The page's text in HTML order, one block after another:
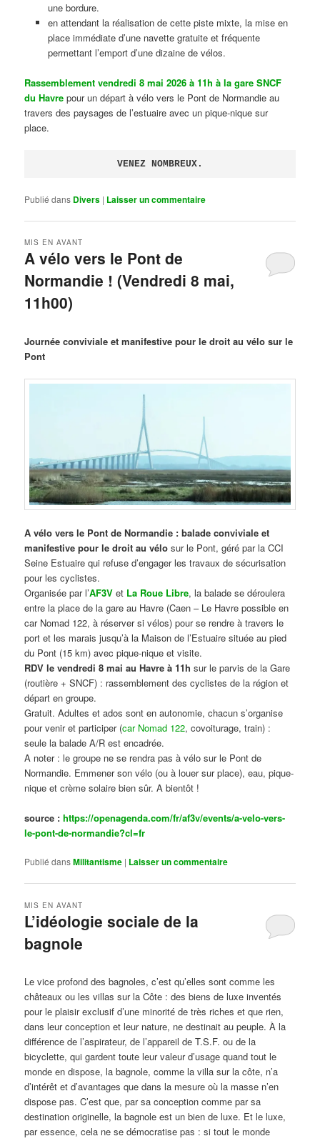
une bordure.
en attendant la réalisation de cette piste mixte, la mise en
place immédiate d’une navette gratuite et fréquente
permettant l’emport d’une dizaine de vélos.
Rassemblement vendredi 8 mai 2026 à 11h à la gare SNCF
du Havre pour un départ à vélo vers le Pont de Normandie au
travers des paysages de l’estuaire avec un pique-nique sur
place.
VENEZ NOMBREUX.
Publié dans Divers | Laisser un commentaire
A vélo vers le Pont de
Normandie ! (Vendredi 8 mai,
11h00)
MIS EN AVANT
Journée conviviale et manifestive pour le droit au vélo sur le
Pont
A vélo vers le Pont de Normandie : balade conviviale et
manifestive pour le droit au vélo sur le Pont, géré par la CCI
Seine Estuaire qui refuse d’engager les travaux de sécurisation
pour les cyclistes.
Organisée par l’AF3V et La Roue Libre, la balade se déroulera
entre la place de la gare au Havre (Caen – Le Havre possible en
car Nomad 122, à réserver si vélos) pour se rendre à travers le
port et les marais jusqu’à la Maison de l’Estuaire située au pied
du Pont (15 km) avec pique-nique et visite.
RDV le vendredi 8 mai au Havre à 11h sur le parvis de la Gare
(routière + SNCF) : rassemblement des cyclistes de la région et
départ en groupe.
Gratuit. Adultes et ados sont en autonomie, chacun s’organise
pour venir et participer (car Nomad 122, covoiturage, train) :
seule la balade A/R est encadrée.
A noter : le groupe ne se rendra pas à vélo sur le Pont de
Normandie. Emmener son vélo (ou à louer sur place), eau, pique-
nique et crème solaire bien sûr. A bientôt !
source :https://openagenda.com/fr/af3v/events/a-velo-vers-
le-pont-de-normandie?cl=fr
Publié dansMilitantisme | Laisser un commentaire
L’idéologie sociale de la
bagnole
MIS EN AVANT
Le vice profond des bagnoles, c’est qu’elles sont comme les
châteaux ou les villas sur la Côte : des biens de luxe inventés
pour le plaisir exclusif d’une minorité de très riches et que rien,
dans leur conception et leur nature, ne destinait au peuple. À la
différence de l’aspirateur, de l’appareil de T.S.F. ou de la
bicyclette, qui gardent toute leur valeur d’usage quand tout le
monde en dispose, la bagnole, comme la villa sur la côte, n’a
d’intérêt et d’avantages que dans la mesure où la masse n’en
dispose pas. C’est que, par sa conception comme par sa
destination originelle, la bagnole est un bien de luxe. Et le luxe,
par essence, cela ne se démocratise pas : si tout le monde